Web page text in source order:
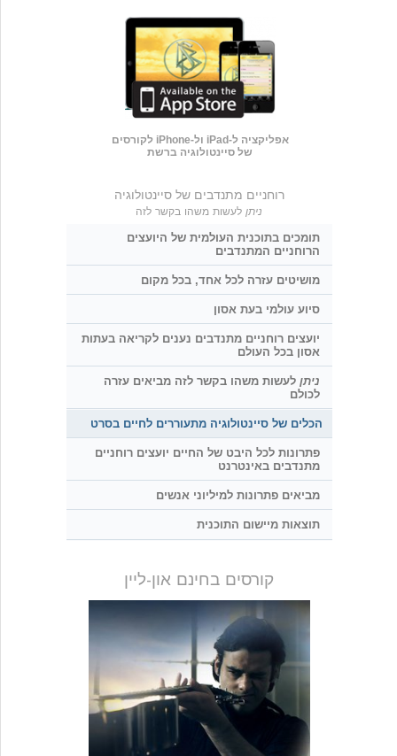
אפליקציה ל-iPad ול-iPhone לקורסים
של סיינטולוגיה ברשת
רוחניים מתנדבים של סיינטולוגיה
ניתן לעשות משהו בקשר לזה
תומכים בתוכנית העולמית של היועצים
הרוחניים המתנדבים
מושיטים עזרה לכל אחד, בכל מקום
סיוע עולמי בעת אסון
יועצים רוחניים מתנדבים נענים לקריאה בעתות
אסון בכל העולם
ניתןלעשות משהו בקשר לזה מביאים עזרה
לכולם
הכלים של סיינטולוגיה מתעוררים לחיים בסרט
פתרונות לכל היבט של החיים יועצים רוחניים
מתנדבים באינטרנט
מביאים פתרונות למיליוני אנשים
תוצאות מיישום התוכנית
קורסים בחינם און-ליין